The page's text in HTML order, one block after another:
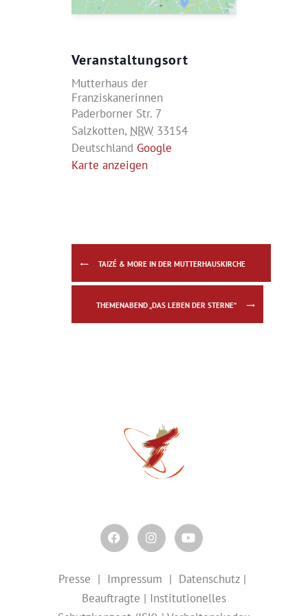
Veranstaltungsort
Mutterhaus der
Franziskanerinnen
Paderborner Str. 7
Salzkotten, NRW 33154
Deutschland Google
Karte anzeigen
TAIZÉ & MORE IN DER MUTTERHAUSKIRCHE
THEMENABEND „DAS LEBEN DER STERNE“
Presse | Impressum | Datenschutz |
Beauftragte | Institutionelles